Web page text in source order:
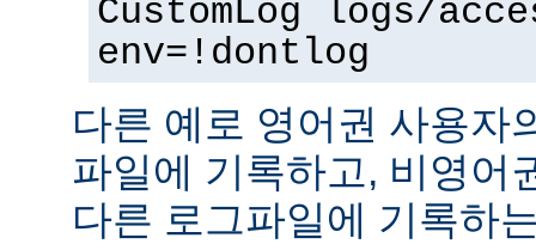
CustomLog logs/
env=!dontlog
다른 예로 영어권 사용자
파일에 기록하고, 비영어
다른 로그파일에 기록하